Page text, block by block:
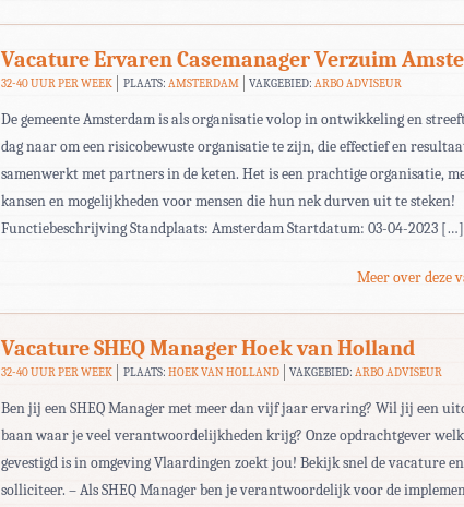
Vacature Ervaren Casemanager Verzuim
32-40 UUR PER WEEK PLAATS: AMSTERDAM VAKGEBIED:ARBO ADVISEUR
De gemeente Amsterdam is als organisatie volop in ontwikkeling en
dag naar om een risicobewuste organisatie te zijn, die effectief en
samenwerkt met partners in de keten. Het is een prachtige organisatie,
kansen en mogelijkheden voor mensen die hun nek durven uit te steken!
Functiebeschrijving Standplaats: Amsterdam Startdatum: 03-04-2023 […]
Meer over deze
Vacature SHEQ Manager Hoek van Holland
32-40 UUR PER WEEK PLAATS: HOEK VAN HOLLAND VAKGEBIED:ARBO ADVISEUR
Ben jij een SHEQ Manager met meer dan vijf jaar ervaring? Wil jij een
baan waar je veel verantwoordelijkheden krijg? Onze opdrachtgever
gevestigd is in omgeving Vlaardingen zoekt jou! Bekijk snel de vacature en
solliciteer. – Als SHEQ Manager ben je verantwoordelijk voor de